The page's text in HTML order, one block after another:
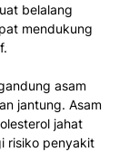
belalang
mendukung
asam
jantung. Asam
jahat
risiko penyakit